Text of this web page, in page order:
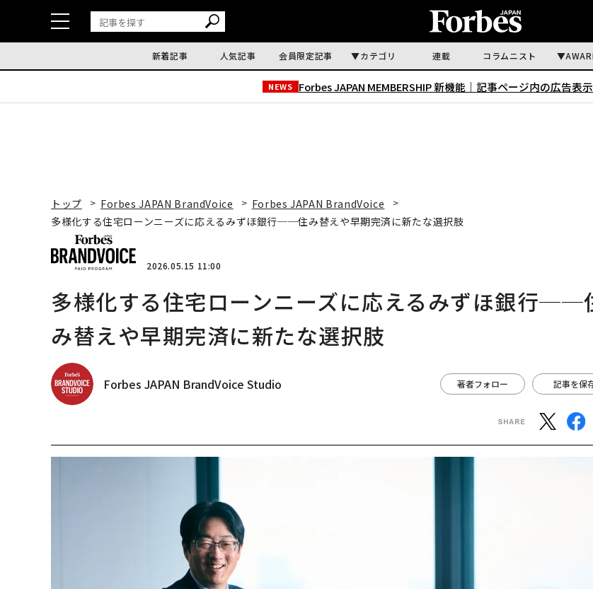
新着記事 人気記事 会員限定記事 カテゴリ 連載 コラムニスト
NEWS Forbes JAPAN MEMBERSHIP 新機能｜ 記事ページ内の広告表
トップ Forbes JAPAN BrandVoice
Forbes JAPAN BrandVoice
多様化する住宅ローンニーズに応えるみずほ銀行──住み替えや早期完済に新たな選択肢
2026.05.15 11:00
多様化する住宅ローンニーズに応えるみずほ銀行──
み替えや早期完済に新たな選択肢
Forbes JAPAN BrandVoice Studio 著者フォロー 記事を保